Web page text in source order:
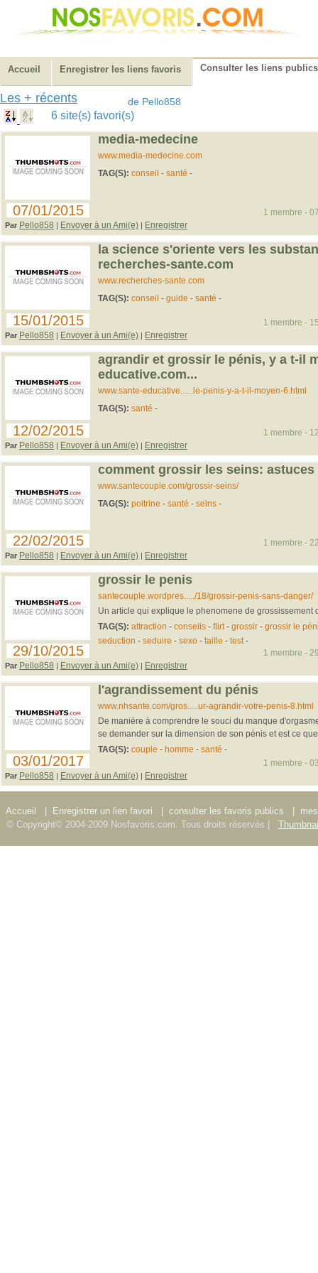
Accueil Enregistrer les liens favoris Consulter les liens publics
Les + récents de Pello858
6 site(s) favori(s)
07/01/2015
media-medecine
www.media-medecine.com
TAG(S): conseil - santé -
Par Pello858 | Envoyer à un Ami(e) | Enregistrer
1 membre -
15/01/2015
la science s'oriente vers les
recherches-sante.com
www.recherches-sante.com
TAG(S): conseil - guide - santé -
Par Pello858 | Envoyer à un Ami(e) | Enregistrer
1 membre -
12/02/2015
agrandir et grossir le pénis, y a t-il
educative.com...
www.sante-educative......le-penis-y-a-t-il-moyen-6.html
TAG(S): santé -
Par Pello858 | Envoyer à un Ami(e) | Enregistrer
1 membre -
22/02/2015
comment grossir les seins:
www.santecouple.com/grossir-seins/
TAG(S): poitrine - santé - seins-
Par Pello858 | Envoyer à un Ami(e) | Enregistrer
1 membre -
29/10/2015
grossir le penis
santecouple.wordpres...../18/grossir-penis-sans-danger/
Un article qui explique le phenomene de grossissement
TAG(S): attraction - conseils- flirt- grossir- grossir le
seduction - seduire - sexo- taille - test-
Par Pello858 | Envoyer à un Ami(e) | Enregistrer
1 membre -
03/01/2017
l'agrandissement du pénis
www.nhsante.com/gros.....ur-agrandir-votre-penis-8.html
De manière à comprendre le souci du manque
se demander sur la dimension de son pénis et est ce
TAG(S): couple - homme - santé -
Par Pello858 | Envoyer à un Ami(e) | Enregistrer
1 membre -
Accueil Enregistrer un lien favori consulter les favoris publics
© Copyright© 2004-2009 Nosfavoris.com. Tous droits réservés |